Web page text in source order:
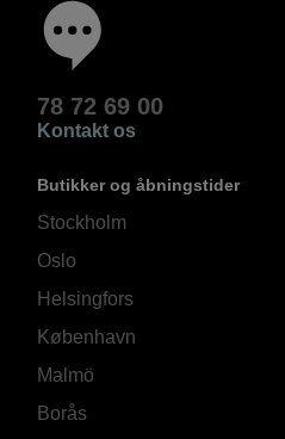
78 72 69 00
Kontakt os
Butikker og åbningstider
Stockholm
Oslo
Helsingfors
København
Malmö
Borås